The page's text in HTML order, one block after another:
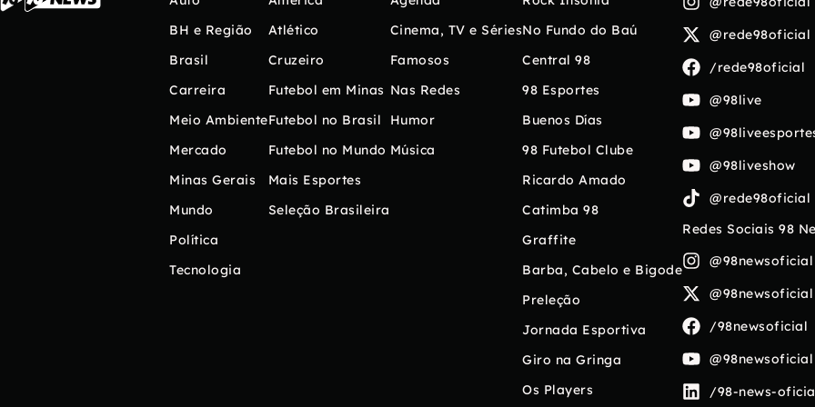
BH e Região
Brasil
Carreira
Meio Ambiente
Mercado
Minas Gerais
Mundo
Política
Tecnologia
Atlético
Cruzeiro
Futebol em Minas
Futebol no Brasil
Futebol no Mundo
Mais Esportes
Seleção Brasileira
Cinema, TV e Séries
Famosos
Nas Redes
Humor
Música
No Fundo do Baú
Central 98
98 Esportes
Buenos Días
98 Futebol Clube
Ricardo Amado
Catimba 98
Graffite
Barba, Cabelo e Bigode
Preleção
Jornada Esportiva
Giro na Gringa
Os Players
@rede98oficial
/rede98oficial
@98live
@98liveshow
@rede98oficial
Redes Sociais 98
@98newsoficial
@98newsoficial
/98newsoficial
@98newsoficial
/98-news-